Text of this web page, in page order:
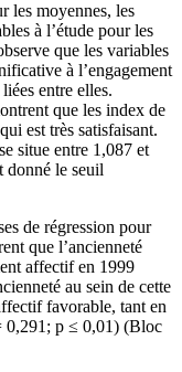
les moyennes, les
à l’étude pour les
que les variables
à l’engagement
entre elles.
que les index de
est très satisfaisant.
situe entre 1,087 et
donné le seuil
de régression pour
que l’ancienneté
affectif en 1999
au sein de cette
favorable, tant en
0,291; p ≤ 0,01) (Bloc